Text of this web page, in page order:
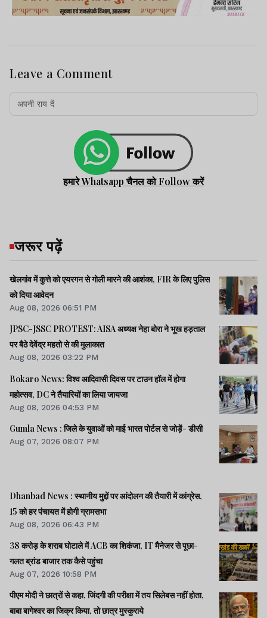
Leave a Comment
हमारे Whatsapp चैनल को Follow करें
जरूर पढ़ें
खेलगांव में कुत्ते को एयरगन से गोली मारने की आशंका, FIR के लिए पुलिस
को दिया आवेदन
Aug 08, 2026 06:51 PM
JPSC-JSSC PROTEST: AISA अध्यक्ष नेहा बोरा ने भूख हड़ताल
पर बैठे देवेंद्र महतो से की मुलाकात
Aug 08, 2026 03:22 PM
Bokaro News: विश्व आदिवासी दिवस पर टाउन हॉल में होगा
महोत्सव, DC ने तैयारियों का लिया जायजा
Aug 08, 2026 04:53 PM
Gumla News : जिले के युवाओं को माई भारत पोर्टल से जोड़ें- डीसी
Aug 07, 2026 08:07 PM
Dhanbad News : स्थानीय मुद्दों पर आंदोलन की तैयारी में कांग्रेस,
15 को हर पंचायत में होगी ग्रामसभा
Aug 08, 2026 06:43 PM
38 करोड़ के शराब घोटाले में ACB का शिकंजा, IT मैनेजर से पूछा-
गलत ब्रांड बाजार तक कैसे पहुंचा
Aug 07, 2026 10:58 PM
पीएम मोदी ने छात्रों से कहा, जिंदगी की परीक्षा में तय सिलेबस नहीं होता,
बाबा बागेश्वर का जिक्र किया, तो छात्र मुस्कुराये